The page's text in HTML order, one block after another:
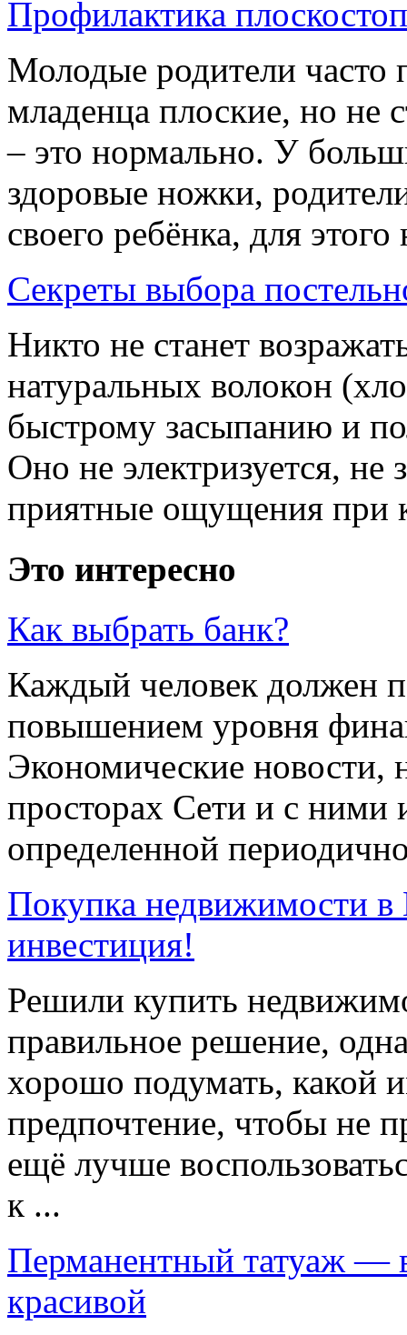
Профилактика
Молодые родители часто
младенца плоские, но не
– это нормально. У
здоровые ножки,
своего ребёнка, для
Секреты выбора
Никто не станет
натуральных волокон
быстрому засыпанию и
Оно не электризуется, не
приятные ощущения при
Это интересно
Как выбрать банк?
Каждый человек должен
повышением уровня
Экономические новости,
просторах Сети и с ними
определенной
Покупка недвижимости
инвестиция!
Решили купить
правильное решение,
хорошо подумать, какой
предпочтение, чтобы не
ещё лучше
к ...
Перманентный татуаж —
красивой